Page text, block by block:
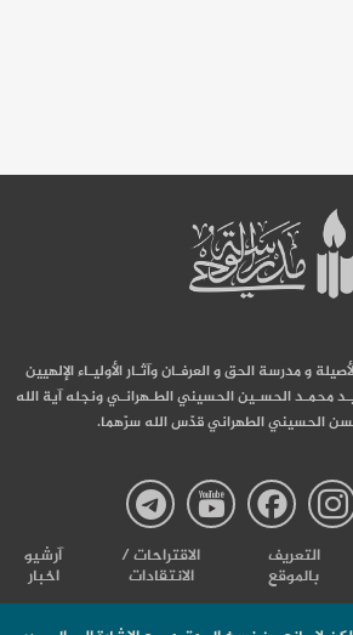
و مدرسة الحق و العرفـان وآثـار الأوليـاء الإلهيين
محمـد الحسـين الحسيني الطـهرانـي ونجله آية الله
الحسيني الطهراني قدّس الله سرّهما.
صفحة
صفحة
صفحة
التعریف
بالموقع
الاقتراحات /
الانتقادات
آرشیو
اخبار